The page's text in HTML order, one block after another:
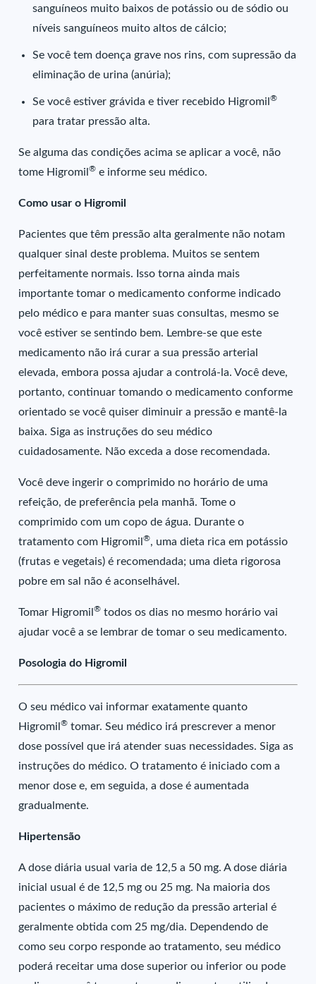
sanguíneos muito baixos de potássio ou de sódio ou
níveis sanguíneos muito altos de cálcio;
Se você tem doença grave nos rins, com supressão da
eliminação de urina (anúria);
Se você estiver grávida e tiver recebido Higromil®
para tratar pressão alta.
Se alguma das condições acima se aplicar a você, não
tome Higromil® e informe seu médico.
Como usar o Higromil
Pacientes que têm pressão alta geralmente não notam
qualquer sinal deste problema. Muitos se sentem
perfeitamente normais. Isso torna ainda mais
importante tomar o medicamento conforme indicado
pelo médico e para manter suas consultas, mesmo se
você estiver se sentindo bem. Lembre-se que este
medicamento não irá curar a sua pressão arterial
elevada, embora possa ajudar a controlá-la. Você deve,
portanto, continuar tomando o medicamento conforme
orientado se você quiser diminuir a pressão e mantê-la
baixa. Siga as instruções do seu médico
cuidadosamente. Não exceda a dose recomendada.
Você deve ingerir o comprimido no horário de uma
refeição, de preferência pela manhã. Tome o
comprimido com um copo de água. Durante o
tratamento com Higromil®, uma dieta rica em potássio
(frutas e vegetais) é recomendada; uma dieta rigorosa
pobre em sal não é aconselhável.
Tomar Higromil® todos os dias no mesmo horário vai
ajudar você a se lembrar de tomar o seu medicamento.
Posologia do Higromil
O seu médico vai informar exatamente quanto
Higromil® tomar. Seu médico irá prescrever a menor
dose possível que irá atender suas necessidades. Siga as
instruções do médico. O tratamento é iniciado com a
menor dose e, em seguida, a dose é aumentada
gradualmente.
Hipertensão
A dose diária usual varia de 12,5 a 50 mg. A dose diária
inicial usual é de 12,5 mg ou 25 mg. Na maioria dos
pacientes o máximo de redução da pressão arterial é
geralmente obtida com 25 mg/dia. Dependendo de
como seu corpo responde ao tratamento, seu médico
poderá receitar uma dose superior ou inferior ou pode